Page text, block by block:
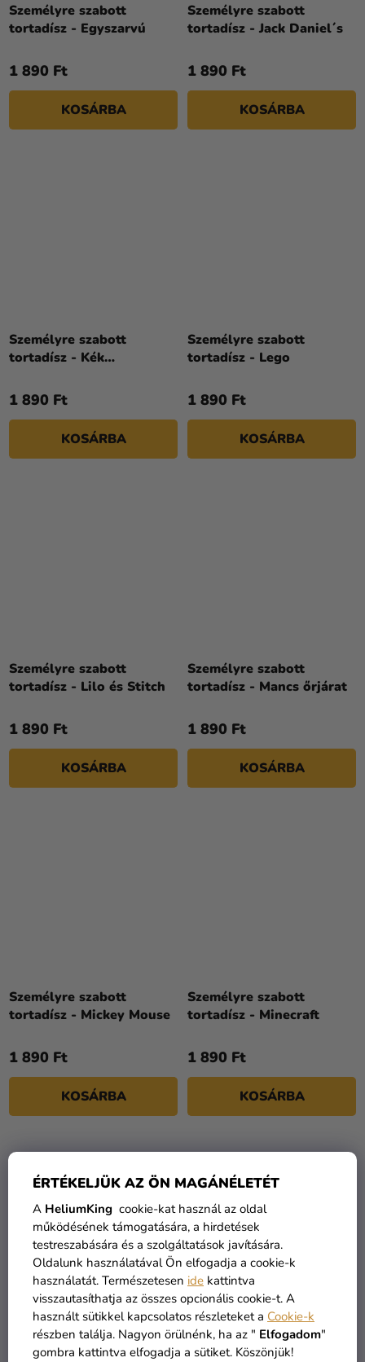
ÉRTÉKELJÜK AZ ÖN MAGÁNÉLETÉT
A HeliumKing cookie-kat használ az oldal
működésének támogatására, a hirdetések
testreszabására és a szolgáltatások javítására.
Oldalunk használatával Ön elfogadja a cookie-k
használatát. Természetesen ide kattintva
visszautasíthatja az összes opcionális cookie-t. A
használt sütikkel kapcsolatos részleteket a Cookie-k
részben találja. Nagyon örülnénk, ha az " Elfogadom"
gombra kattintva elfogadja a sütiket. Köszönjük!
Személyre szabott
tortadísz - Egyszarvú
1 890 Ft
KOSÁRBA
Személyre szabott
tortadísz - Jack Daniel´s
1 890 Ft
KOSÁRBA
Személyre szabott
tortadísz - Kék
1 890 Ft
KOSÁRBA
Személyre szabott
tortadísz - Lego
1 890 Ft
KOSÁRBA
Személyre szabott
tortadísz - Lilo és Stitch
1 890 Ft
KOSÁRBA
Személyre szabott
tortadísz - Mancs őrjárat
1 890 Ft
KOSÁRBA
Személyre szabott
tortadísz - Mickey Mouse
1 890 Ft
KOSÁRBA
Személyre szabott
tortadísz - Minecraft
1 890 Ft
KOSÁRBA
Személyre szabott
tortadísz - Minnie Mouse
Személyre szabott
tortadísz - Movember